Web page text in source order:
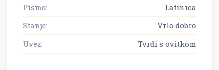
Pismo:
Latinica
Stanje:
Vrlo dobro
Uvez:
Tvrdi s ovitkom